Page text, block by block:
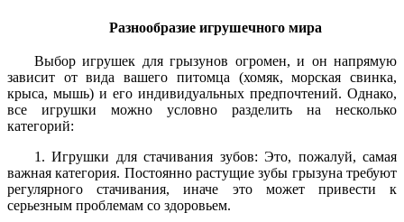
Разнообразие игрушечного мира
Выбор игрушек для грызунов огромен, и он напрямую
зависит от вида вашего питомца (хомяк, морская свинка,
крыса, мышь) и его индивидуальных предпочтений. Однако,
все игрушки можно условно разделить на несколько
категорий:
1. Игрушки для стачивания зубов: Это, пожалуй, самая
важная категория. Постоянно растущие зубы грызуна требуют
регулярного стачивания, иначе это может привести к
серьезным проблемам со здоровьем.